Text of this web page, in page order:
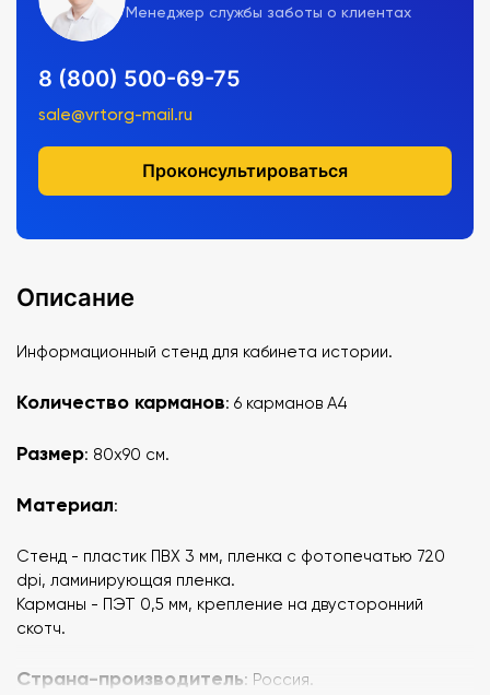
Менеджер службы заботы о клиентах
8 (800) 500-69-75
sale@vrtorg-mail.ru
Проконсультироваться
Описание
Информационный стенд для кабинета истории.
Количество карманов: 6 карманов А4
Размер: 80х90 см.
Материал:
Стенд - пластик ПВХ 3 мм, пленка с фотопечатью 720
dpi, ламинирующая пленка.
Карманы - ПЭТ 0,5 мм, крепление на двусторонний
скотч.
Страна-производитель: Россия.